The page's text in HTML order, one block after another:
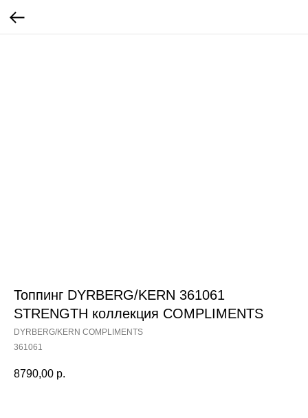
Топпинг DYRBERG/KERN 361061
STRENGTH коллекция COMPLIMENTS
DYRBERG/KERN COMPLIMENTS
361061
8790,00 р.